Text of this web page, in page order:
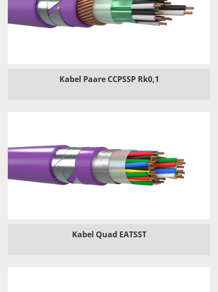
Kabel Paare CCPSSP Rk0,1
Kabel Quad EATSST